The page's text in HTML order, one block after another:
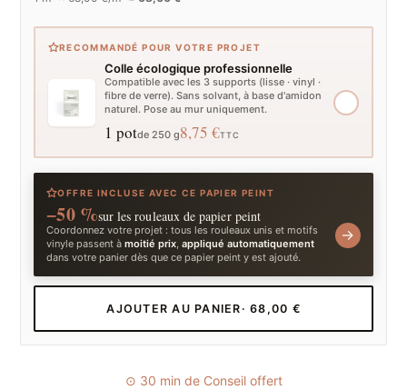
RECOMMANDÉ POUR VOTRE PROJET
Colle écologique professionnelle
Compatible avec les 3 supports (lisse · vinyl ·
fibre de verre). Sans solvant, à base d'amidon
naturel. Pose au mur uniquement.
1 potde 250 g8,75 €TTC
OFFRE INCLUSE AVEC CE PAPIER PEINT
−50 %sur les rouleaux de papier peint
Coordonnez votre projet : tous les rouleaux unis et motifs
vinyle passent àmoitié prix,appliqué automatiquement
dans votre panier dès que ce papier peint y est ajouté.
→
AJOUTER AU PANIER · 68,00 €
⊙ 30 min de Conseil offert